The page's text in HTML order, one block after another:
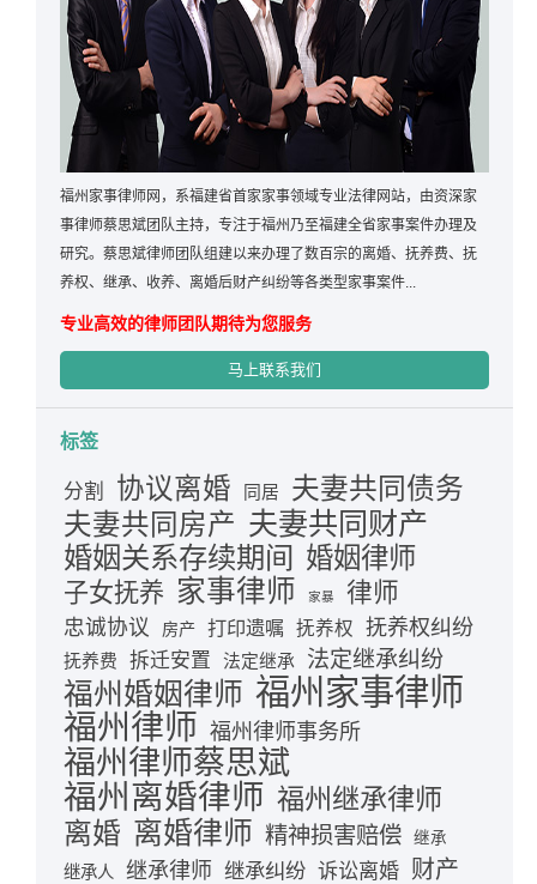
福州家事律师网，系福建省首家家事领域专业法律网站，由资深家
事律师蔡思斌团队主持，专注于福州乃至福建全省家事案件办理及
研究。蔡思斌律师团队组建以来办理了数百宗的离婚、抚养费、抚
养权、继承、收养、离婚后财产纠纷等各类型家事案件...
专业高效的律师团队期待为您服务
马上联系我们
标签
分割 协议离婚 同居 夫妻共同债务
夫妻共同房产 夫妻共同财产
婚姻关系存续期间 婚姻律师
子女抚养 家事律师 家暴 律师
忠诚协议 房产 打印遗嘱 抚养权 抚养权纠纷
抚养费 拆迁安置 法定继承 法定继承纠纷
福州婚姻律师 福州家事律师
福州律师 福州律师事务所
福州律师蔡思斌
福州离婚律师 福州继承律师
离婚 离婚律师 精神损害赔偿 继承
继承人 继承律师 继承纠纷 诉讼离婚 财产